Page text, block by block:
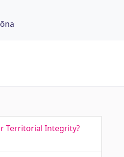
Territorial Integrity?